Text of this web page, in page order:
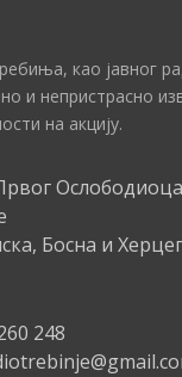
као јавног
и непристрасно
на акцију.
Босна и
248